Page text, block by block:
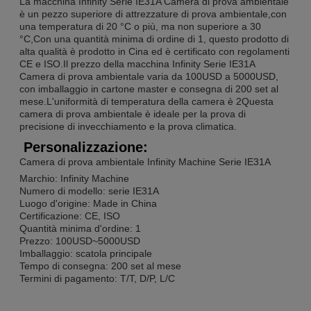
è un pezzo superiore di attrezzature di prova ambientale,con
una temperatura di 20 °C o più, ma non superiore a 30
°C,Con una quantità minima di ordine di 1, questo prodotto di
alta qualità è prodotto in Cina ed è certificato con regolamenti
CE e ISO.Il prezzo della macchina Infinity Serie IE31A
Camera di prova ambientale varia da 100USD a 5000USD,
con imballaggio in cartone master e consegna di 200 set al
mese.L'uniformità di temperatura della camera è 2Questa
camera di prova ambientale è ideale per la prova di
precisione di invecchiamento e la prova climatica.
Personalizzazione:
Camera di prova ambientale Infinity Machine Serie IE31A
Marchio: Infinity Machine
Numero di modello: serie IE31A
Luogo d'origine: Made in China
Certificazione: CE, ISO
Quantità minima d'ordine: 1
Prezzo: 100USD~5000USD
Imballaggio: scatola principale
Tempo di consegna: 200 set al mese
Termini di pagamento: T/T, D/P, L/C